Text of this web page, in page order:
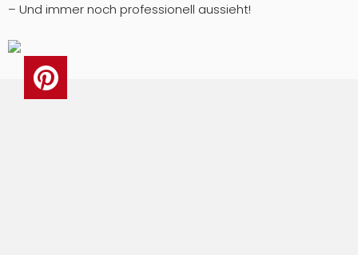
– Und immer noch professionell aussieht!